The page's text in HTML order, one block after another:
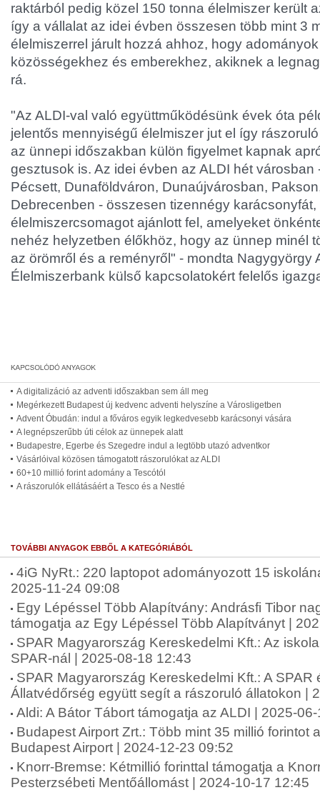
raktárból pedig közel 150 tonna élelmiszer került
így a vállalat az idei évben összesen több mint 3
élelmiszerrel járult hozzá ahhoz, hogy
közösségekhez és emberekhez, akiknek a
rá.
"Az ALDI-val való együttműködésünk évek óta
jelentős mennyiségű élelmiszer jut el így
az ünnepi időszakban külön figyelmet kapnak
gesztusok is. Az idei évben az ALDI hét városban
Pécsett, Dunaföldváron, Dunaújvárosban,
Debrecenben - összesen tizennégy
élelmiszercsomagot ajánlott fel, amelyeket
nehéz helyzetben élőkhöz, hogy az ünnep minél
az örömről és a reményről" - mondta Nagygyörgy
Élelmiszerbank külső kapcsolatokért felelős
A digitalizáció az adventi időszakban sem áll meg
Megérkezett Budapest új kedvenc adventi helyszíne a Városligetben
Advent Óbudán: indul a főváros egyik legkedvesebb karácsonyi vására
A legnépszerűbb úti célok az ünnepek alatt
Budapestre, Egerbe és Szegedre indul a legtöbb utazó adventkor
Vásárlóival közösen támogatott rászorulókat az ALDI
60+10 millió forint adomány a Tescótól
A rászorulók ellátásáért a Tesco és a Nestlé
TOVÁBBI ANYAGOK EBBŐL A KATEGÓRIÁBÓL
4iG NyRt.: 220 laptopot adományozott 15
2025-11-24 09:08
Egy Lépéssel Több Alapítvány: Andrásfi Tibor
támogatja az Egy Lépéssel Több Alapítványt |
SPAR Magyarország Kereskedelmi Kft.: Az
SPAR-nál | 2025-08-18 12:43
SPAR Magyarország Kereskedelmi Kft.: A SPAR
Állatvédőrség együtt segít a rászoruló állatokon |
Aldi: A Bátor Tábort támogatja az ALDI | 2025-
Budapest Airport Zrt.: Több mint 35 millió forintot
Budapest Airport | 2024-12-23 09:52
Knorr-Bremse: Kétmillió forinttal támogatja a
Pesterzsébeti Mentőállomást | 2024-10-17 12:45